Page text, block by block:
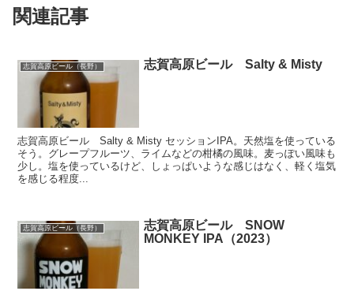
関連記事
志賀高原ビール（長野） 志賀高原ビール Salty & Misty
志賀高原ビール Salty & Misty セッションIPA。天然塩を使っている
そう。グレープフルーツ、ライムなどの柑橘の風味。麦っぽい風味も
少し。塩を使っているけど、しょっぱいような感じはなく、軽く塩気
を感じる程度...
志賀高原ビール（長野）
志賀高原ビール SNOW
MONKEY IPA（2023）